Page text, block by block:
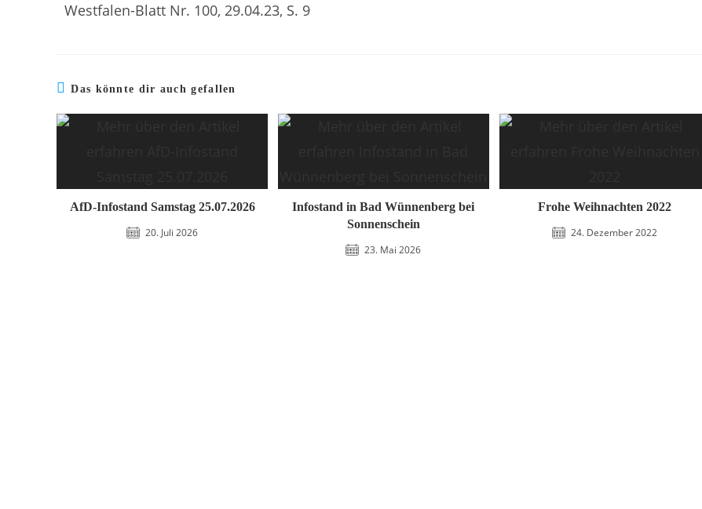
Westfalen-Blatt Nr. 100, 29.04.23, S. 9
Das könnte dir auch gefallen
AfD-Infostand Samstag 25.07.2026
20. Juli 2026
Infostand in Bad Wünnenberg bei
Sonnenschein
23. Mai 2026
Frohe Weihnachten 2022
24. Dezember 2022